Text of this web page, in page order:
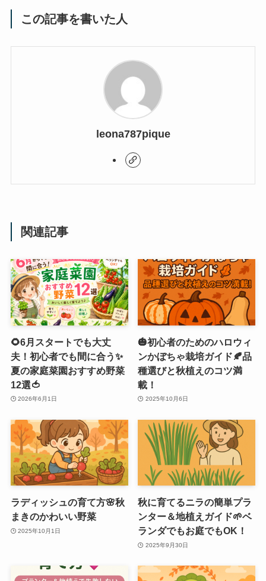
この記事を書いた人
leona787pique
関連記事
🌻6月スタートでも大丈
夫！初心者でも間に合う✨
夏の家庭菜園おすすめ野菜
12選🍅
2026年6月1日
🎃初心者のためのハロウィ
ンかぼちゃ栽培ガイド🍂品
種選びと秋植えのコツ満
載！
2025年10月6日
ラディッシュの育て方🌸秋
まきのかわいい野菜
2025年10月1日
秋に育てるニラの簡単プラ
ンター＆地植えガイド🌱ベ
ランダでもお庭でもOK！
2025年9月30日